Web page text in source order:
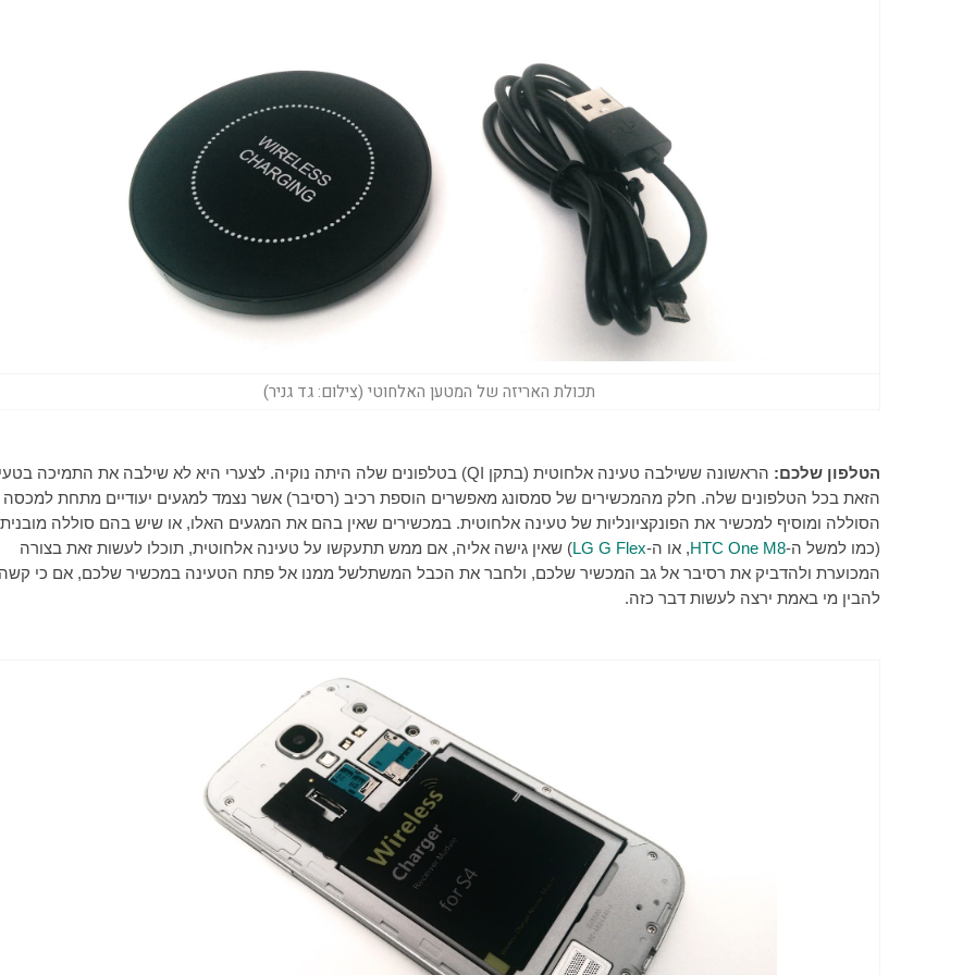
תכולת האריזה של המטען האלחוטי (צילום: גד גניר)
הטלפון שלכם: הראשונה ששילבה טעינה אלחוטית (בתקן QI) בטלפונים שלה היתה נוקיה. לצערי היא לא שילבה את התמיכה
הזאת בכל הטלפונים שלה. חלק מהמכשירים של סמסונג מאפשרים הוספת רכיב (רסיבר) אשר נצמד למגעים יעודיים מתחת למכסה
הסוללה ומוסיף למכשיר את הפונקציונליות של טעינה אלחוטית. במכשירים שאין בהם את המגעים האלו, או שיש בהם סוללה מובנית
(כמו למשל ה-HTC One M8, או ה-LG G Flex) שאין גישה אליה, אם ממש תתעקשו על טעינה אלחוטית, תוכלו לעשות זאת בצורה
המכוערת ולהדביק את רסיבר אל גב המכשיר שלכם, ולחבר את הכבל המשתלשל ממנו אל פתח הטעינה במכשיר שלכם, אם כי קשה
להבין מי באמת ירצה לעשות דבר כזה.